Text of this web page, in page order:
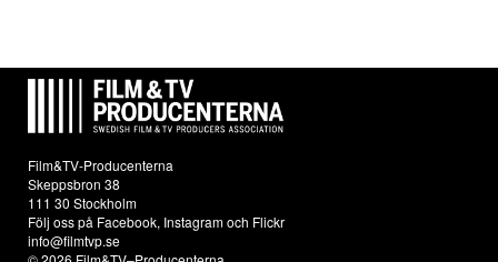
Film&TV-Producenterna
Skeppsbron 38
111 30 Stockholm
Följ oss på Facebook, Instagramoch Flickr
info@filmtvp.se